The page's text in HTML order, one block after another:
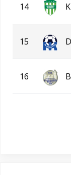
14
15
16